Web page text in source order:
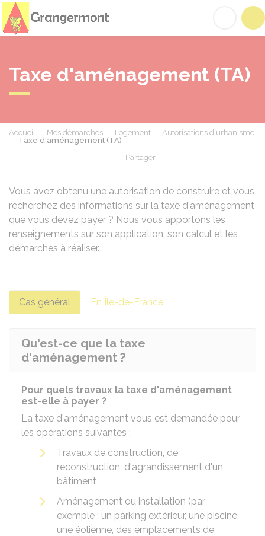
Taxe d'aménagement (TA)
Accueil Mes démarches Logement
Autorisations d'urbanisme
Taxe d'aménagement (TA)
Partager
Vous avez obtenu une autorisation de construire et vous
recherchez des informations sur la taxe d'aménagement
que vous devez payer ? Nous vous apportons les
renseignements sur son application, son calcul et les
démarches à réaliser.
Cas général En Île-de-France
Qu'est-ce que la taxe
d'aménagement ?
Pour quels travaux la taxe d'aménagement
est-elle à payer ?
La taxe d'aménagement vous est demandée pour
les opérations suivantes :
Travaux de construction, de
reconstruction, d'agrandissement d'un
bâtiment
Aménagement ou installation (par
exemple : un parking extérieur, une piscine,
une éolienne, des emplacements de